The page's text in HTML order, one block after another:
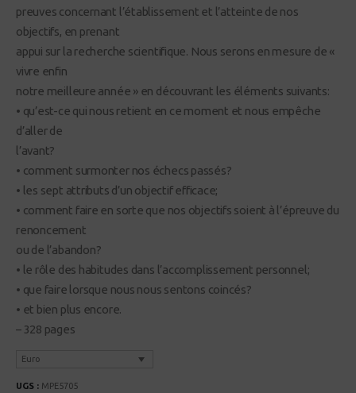
preuves concernant l’établissement et l’atteinte de nos
objectifs, en prenant
appui sur la recherche scientifique. Nous serons en mesure de «
vivre enfin
notre meilleure année » en découvrant les éléments suivants:
• qu’est-ce qui nous retient en ce moment et nous empêche
d’aller de
l’avant?
• comment surmonter nos échecs passés?
• les sept attributs d’un objectif efficace;
• comment faire en sorte que nos objectifs soient à l’épreuve du
renoncement
ou de l’abandon?
• le rôle des habitudes dans l’accomplissement personnel;
• que faire lorsque nous nous sentons coincés?
• et bien plus encore.
– 328 pages
Euro
UGS : MPE5705